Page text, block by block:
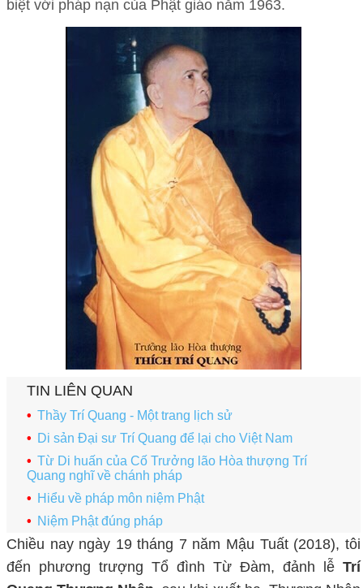
biệt với pháp nạn của Phật giáo năm 1963.
TIN LIÊN QUAN
Thầy Trí Quang - Một trang lịch sử
Di sản Đại sư Trí Quang để lại cho Việt Nam
Từ Di huấn của Cố Trưởng lão Hòa thượng Trí
Quang nghĩ về chánh pháp
Hiểu về pháp môn niệm Phật
Niệm Phật đúng pháp
Chiều nay ngày 19 tháng 7 năm Mậu Tuất (2018), tôi
đến phương trượng Tổ đình Từ Đàm, đảnh lễ Trí